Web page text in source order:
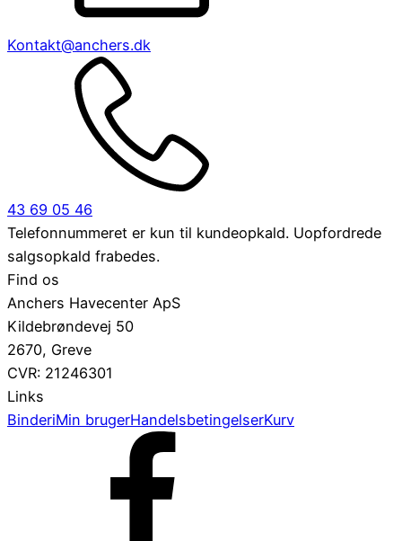
Kontakt@anchers.dk
43 69 05 46
Telefonnummeret er kun til kundeopkald. Uopfordrede
salgsopkald frabedes.
Find os
Anchers Havecenter ApS
Kildebrøndevej 50
2670, Greve
CVR: 21246301
Links
BinderiMin brugerHandelsbetingelserKurv